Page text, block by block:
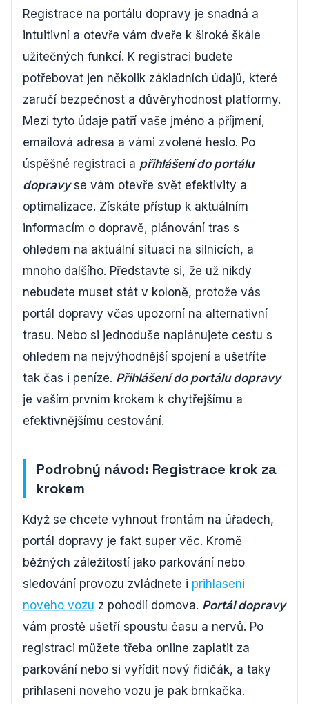
Registrace na portálu dopravy je snadná a
intuitivní a otevře vám dveře k široké škále
užitečných funkcí. K registraci budete
potřebovat jen několik základních údajů, které
zaručí bezpečnost a důvěryhodnost platformy.
Mezi tyto údaje patří vaše jméno a příjmení,
emailová adresa a vámi zvolené heslo. Po
úspěšné registraci a přihlášení do portálu
dopravyse vám otevře svět efektivity a
optimalizace. Získáte přístup k aktuálním
informacím o dopravě, plánování tras s
ohledem na aktuální situaci na silnicích, a
mnoho dalšího. Představte si, že už nikdy
nebudete muset stát v koloně, protože vás
portál dopravy včas upozorní na alternativní
trasu. Nebo si jednoduše naplánujete cestu s
ohledem na nejvýhodnější spojení a ušetříte
tak čas i peníze. Přihlášení do portálu dopravy
je vaším prvním krokem k chytřejšímu a
efektivnějšímu cestování.
Podrobný návod: Registrace krok za
krokem
Když se chcete vyhnout frontám na úřadech,
portál dopravy je fakt super věc. Kromě
běžných záležitostí jako parkování nebo
sledování provozu zvládnete i prihlaseni
noveho vozu z pohodlí domova. Portál dopravy
vám prostě ušetří spoustu času a nervů. Po
registraci můžete třeba online zaplatit za
parkování nebo si vyřídit nový řidičák, a taky
prihlaseni noveho vozu je pak brnkačka.